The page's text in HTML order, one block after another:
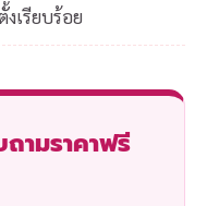
เรียบร้อย
ามราคาฟรี